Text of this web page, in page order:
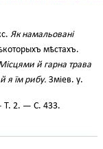
Як намальовані
мѣстахъ.
й гарна трава
я їм рибу. Зміев. у.
Т. 2. — С. 433.